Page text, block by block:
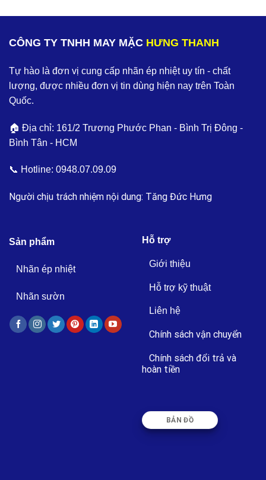
CÔNG TY TNHH MAY MẶC HƯNG THANH
Tự hào là đơn vị cung cấp nhãn ép nhiệt uy tín - chất
lượng, được nhiều đơn vị tin dùng hiện nay trên Toàn
Quốc.
🏠 Địa chỉ: 161/2 Trương Phước Phan - Bình Trị Đông -
Bình Tân - HCM
📞 Hotline: 0948.07.09.09
Người chịu trách nhiệm nội dung: Tăng Đức Hưng
Sản phẩm
Nhãn ép nhiệt
Nhãn sườn
Hỗ trợ
Giới thiệu
Hỗ trợ kỹ thuật
Liên hệ
Chính sách vận chuyển
Chính sách đổi trả và
hoàn tiền
BẢN ĐỒ